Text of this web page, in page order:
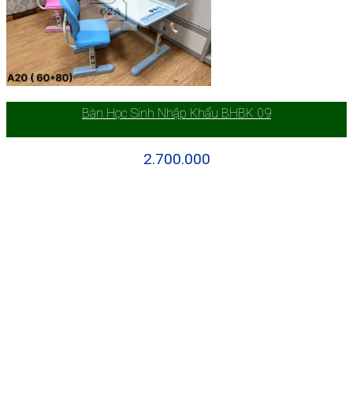
Bàn Học Sinh Nhập Khẩu BHBK 09
2.700.000